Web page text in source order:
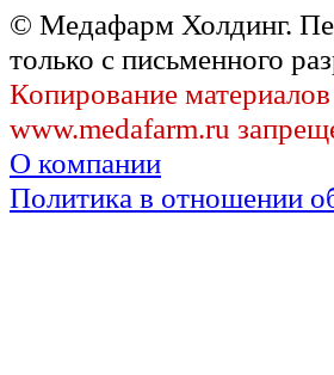
© Медафарм Холдинг.
только с письменного
Копирование
www.medafarm.ru
О компании
Политика в отношении